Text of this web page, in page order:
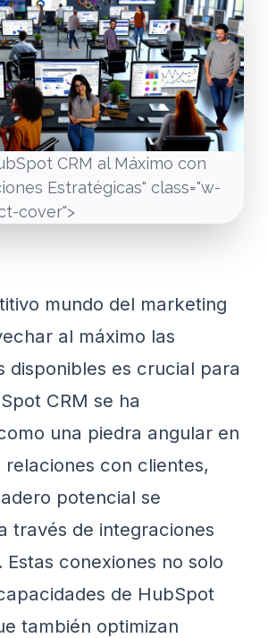
CRM al Máximo con
Estratégicas" class="w-
cover">
mundo del marketing
al máximo las
disponibles es crucial para
CRM se ha
una piedra angular en
relaciones con clientes,
potencial se
través de integraciones
conexiones no solo
de HubSpot
también optimizan